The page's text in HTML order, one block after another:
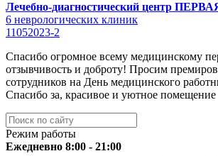
Лечебно-диагностический центр
6 неврологических клиник
11052023-2
Спасибо огромное всему медицинскому
отзывчивость и доброту! Просим
сотрудников на День медицинского
Спасибо за, красивое и уютное помещение
Режим работы
Ежедневно 8:00 - 21:00